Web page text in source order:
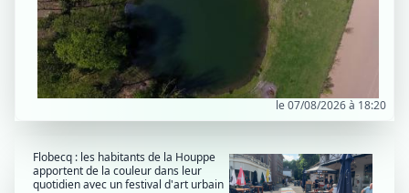
le 07/08/2026 à 18:20
Flobecq : les habitants de la Houppe
apportent de la couleur dans leur
quotidien avec un festival d'art urbain